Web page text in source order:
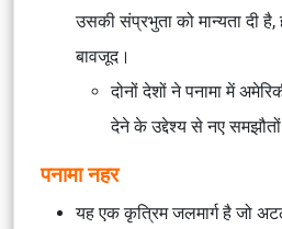
उसकी संप्रभुता को मान्यता दी
बावजूद।
दोनों देशों ने पनामा में
देने के उद्देश्य से नए समझौतों
पनामा नहर
यह एक कृत्रिम जलमार्ग है जो